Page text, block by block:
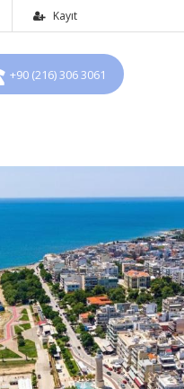
Kayıt
+90 (216) 306 3061